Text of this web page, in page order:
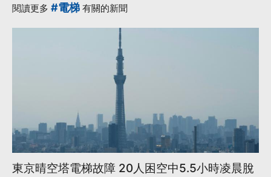
閱讀更多 #電梯 有關的新聞
東京晴空塔電梯故障 20人困空中5.5小時凌晨脫